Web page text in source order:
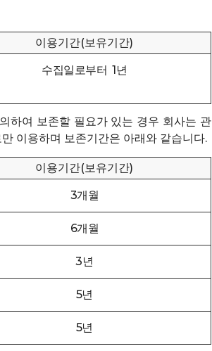
이용기간(보유기간)
수집일로부터 1년
하여 보존할 필요가 있는 경우 회사는 관
이용하며 보존기간은 아래와 같습니다.
이용기간(보유기간)
3개월
6개월
3년
5년
5년